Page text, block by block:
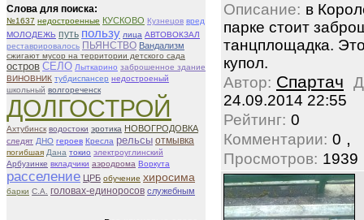
Слова для поиска:
№1637 недостроенные КУСКОВО Кузнецов вред
МОЛОДЕЖЬ путь пользу лица АВТОВОКЗАЛ
реставрировалось ПЬЯНСТВО Вандализм
сжигают мусор на территории детского сада
остров СЕЛО Лыткарино заброшенное здание
ВИНОВНИК тубдиспансер недостроеный
школьный волгореченск
ДОЛГОСТРОЙ
Ахтубинск водостоки эротика НОВОГРОДОВКА
следят ДНО героев Кресла рельсы отмывка
погибшая Дана токио электроуглинский
Арбузинке вкладчики аэродрома Воркута
расселение ЦРБ обучение хиросима
барки С.А. головах-единоросов служебным
Описание: в
парке стоит
танцплощадка.
купол.
Автор: Спартач
24.09.2014 22:55
Рейтинг: 0
Комментарии: 0 ,
Просмотров: 1939